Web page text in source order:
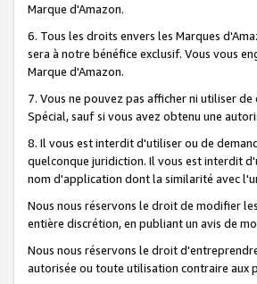
Marque d'Amazon.
6. Tous les droits envers les Marques
sera à notre bénéfice exclusif. Vous vous
Marque d'Amazon.
7. Vous ne pouvez pas afficher ni utiliser
Spécial, sauf si vous avez obtenu une
8. Il vous est interdit d'utiliser ou de
quelconque juridiction. Il vous est interdit
nom d'application dont la similarité avec
Nous nous réservons le droit de modifier
entière discrétion, en publiant un avis de
Nous nous réservons le droit
autorisée ou toute utilisation contraire aux